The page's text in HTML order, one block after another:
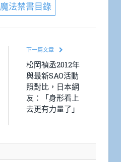
魔法禁書目錄
下一篇文章
松岡禎丞2012年
與最新SAO活動
照對比，日本網
友：「身形看上
去更有力量了」